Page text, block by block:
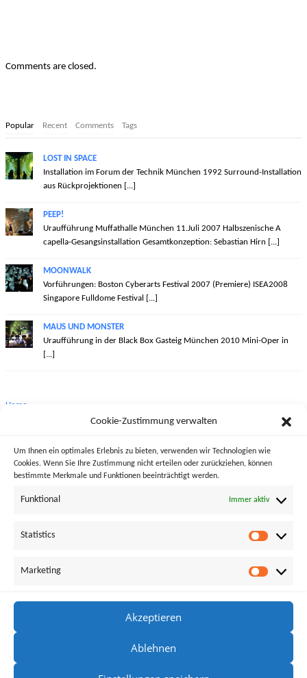
Cookie-Zustimmung verwalten
Um Ihnen ein optimales Erlebnis zu bieten, verwenden wir Technologien wie
Cookies. Wenn Sie Ihre Zustimmung nicht erteilen oder zurückziehen, können
bestimmte Merkmale und Funktionen beeinträchtigt werden.
Funktional Immer aktiv
Statistics
Marketing
Akzeptieren
Ablehnen
Comments are closed.
Popular Recent Comments Tags
LOST IN SPACE
Installation im Forum der Technik München 1992 Surround-Installation
aus Rückprojektionen [...]
PEEP!
Uraufführung Muffathalle München 11.Juli 2007 Halbszenische A
capella-Gesangsinstallation Gesamtkonzeption: Sebastian Hirn [...]
MOONWALK
Vorführungen: Boston Cyberarts Festival 2007 (Premiere) ISEA2008
Singapore Fulldome Festival [...]
MAUS UND MONSTER
Uraufführung in der Black Box Gasteig München 2010 Mini-Oper in
[...]
Home
Werkauswahl
Pressespiegel
Pressefotos